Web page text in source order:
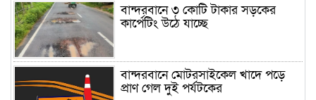
বান্দরবানে ৩ কোটি টাকার সড়কের
কার্পেটিং উঠে যাচ্ছে
বান্দরবানে মোটরসাইকেল খাদে পড়ে
প্রাণ গেল দুই পর্যটকের